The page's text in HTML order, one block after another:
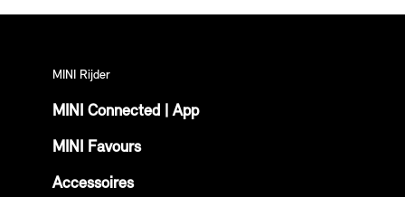
MINI Rijder
MINI Connected | App
MINI Favours
Accessoires